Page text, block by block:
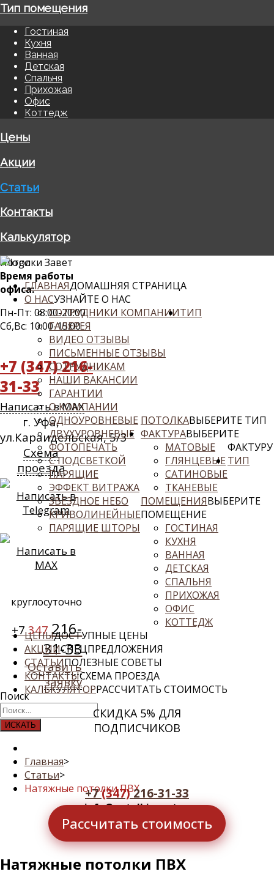
Тип помещения
Гостиная
Кухня
Ванная
Детская
Спальня
Прихожая
Офис
Коттедж
Цены
Акции
Статьи
Контакты
Калькулятор
ГЛАВНАЯДОМАШНЯЯ СТРАНИЦА
О НАСУЗНАЙТЕ О НАС
СОТРУДНИКИ КОМПАНИИ
ГАЛЕРЕЯ
ВИДЕО ОТЗЫВЫ
ПИСЬМЕННЫЕ ОТЗЫВЫ
СОТРУДНИКАМ
НАШИ ВАКАНСИИ
ГАРАНТИИ
О КОМПАНИИ
ТИП
ПОТОЛКАВЫБЕРИТЕ ТИП
ОДНОУРОВНЕВЫЕ
ДВУХУРОВНЕВЫЕ
ФОТОПЕЧАТЬ
С ПОДСВЕТКОЙ
ПАРЯЩИЕ
ЭФФЕКТ ВИТРАЖА
ЗВЕЗДНОЕ НЕБО
КРИВОЛИНЕЙНЫЕ
ПАРЯЩИЕ ШТОРЫ
ФАКТУРАВЫБЕРИТЕ
ФАКТУРУ
МАТОВЫЕ
ГЛЯНЦЕВЫЕ
САТИНОВЫЕ
ТКАНЕВЫЕ
ТИП
ПОМЕЩЕНИЯВЫБЕРИТЕ
ПОМЕЩЕНИЕ
ГОСТИНАЯ
КУХНЯ
ВАННАЯ
ДЕТСКАЯ
СПАЛЬНЯ
ПРИХОЖАЯ
ОФИС
КОТТЕДЖ
ЦЕНЫДОСТУПНЫЕ ЦЕНЫ
АКЦИИСПЕЦПРЕДЛОЖЕНИЯ
СТАТЬИПОЛЕЗНЫЕ СОВЕТЫ
КОНТАКТЫСХЕМА ПРОЕЗДА
КАЛЬКУЛЯТОРРАССЧИТАТЬ СТОИМОСТЬ
СКИДКА 5% ДЛЯ
ПОДПИСЧИКОВ
+7(347)216-31-33
info@potolkizavet.ru
Потолки Завет
Время работы
офиса:
Пн-Пт: 08:00-20:00
Сб,Вс: 10:00-15:00
+7 (347) 216-
31-33
Написать в MAX
г. Уфа,
ул.Караидельская, 5/3
Схема
проезда
Написать в
Telegram
Написать в
MAX
круглосуточно
+7 347 216-
31-33
Оставить
заявку
Поиск
ИСКАТЬ
Главная>
Статьи>
Натяжные потолки ПВХ
Рассчитать стоимость
Натяжные потолки ПВХ